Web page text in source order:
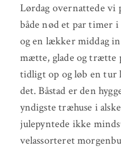
Lørdag overnattede vi
både nød et par timer
og en lækker middag
mætte, glade og trætte
tidligt op og løb en tur
det. Båstad er den
yndigste træhuse i
julepyntede ikke
velassorteret